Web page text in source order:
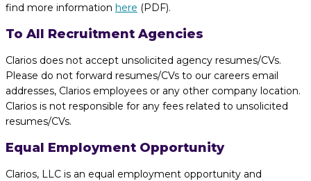
find more information here (PDF).
To All Recruitment Agencies
Clarios does not accept unsolicited agency resumes/CVs.
Please do not forward resumes/CVs to our careers email
addresses, Clarios employees or any other company location.
Clarios is not responsible for any fees related to unsolicited
resumes/CVs.
Equal Employment Opportunity
Clarios, LLC is an equal employment opportunity and